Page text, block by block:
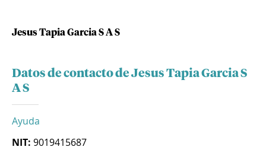
Jesus Tapia Garcia S A S
Datos de contacto de Jesus Tapia Garcia S
A S
Ayuda
NIT: 9019415687